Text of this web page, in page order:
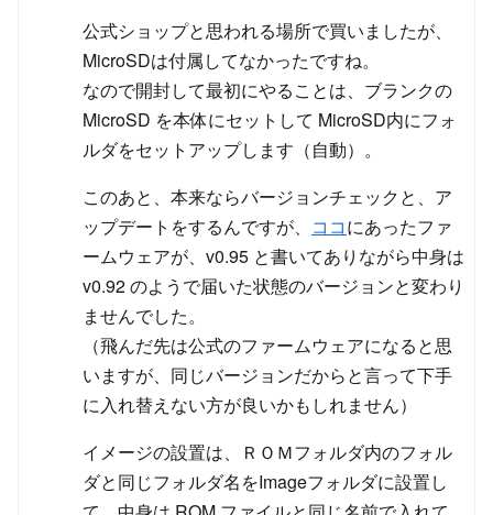
公式ショップと思われる場所で買いましたが、
MicroSDは付属してなかったですね。
なので開封して最初にやることは、ブランクの
MicroSD を本体にセットして MicroSD内にフォ
ルダをセットアップします（自動）。
このあと、本来ならバージョンチェックと、ア
ップデートをするんですが、 ココにあったファ
ームウェアが、v0.95 と書いてありながら中身は
v0.92 のようで届いた状態のバージョンと変わり
ませんでした。
（飛んだ先は公式のファームウェアになると思
いますが、同じバージョンだからと言って下手
に入れ替えない方が良いかもしれません）
イメージの設置は、ＲＯＭフォルダ内のフォル
ダと同じフォルダ名をImageフォルダに設置し